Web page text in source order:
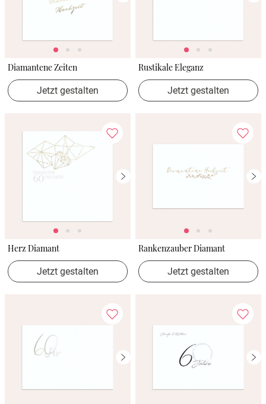
Diamantene Zeiten
Jetzt gestalten
Rustikale Eleganz
Jetzt gestalten
Herz Diamant
Jetzt gestalten
Rankenzauber Diamant
Jetzt gestalten